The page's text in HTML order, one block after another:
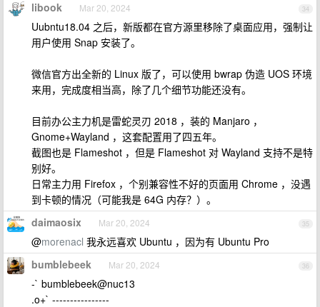
34
libook Mar 20, 2024
Uubntu18.04 之后，新版都在官方源里移除了桌面应用，强制让
用户使用 Snap 安装了。
微信官方出全新的 Linux 版了，可以使用 bwrap 伪造 UOS 环境
来用，完成度相当高，除了几个细节功能还没有。
目前办公主力机是雷蛇灵刃 2018 ，装的 Manjaro ，
Gnome+Wayland ，这套配置用了四五年。
截图也是 Flameshot ，但是 Flameshot 对 Wayland 支持不是特
别好。
日常主力用 Firefox ，个别兼容性不好的页面用 Chrome ，没遇
到卡顿的情况（可能我是 64G 内存？）。
35
daimaosix Mar 20, 2024
@morenacl 我永远喜欢 Ubuntu ，因为有 Ubuntu Pro
36
bumblebeek Mar 20, 2024
-` bumblebeek@nuc13
.o+` ----------------